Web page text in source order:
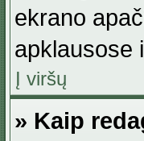
ekrano
apklausose
Į viršų
» Kaip